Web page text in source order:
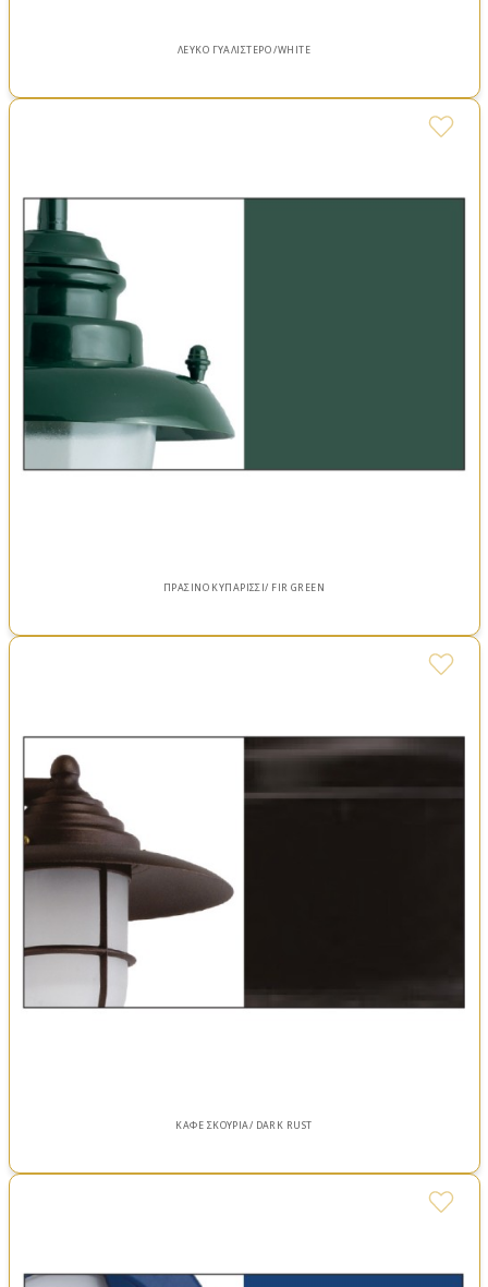
ΛΕΥΚΟ ΓΥΑΛΙΣΤΕΡΟ /WHITE
ΠΡΑΣΙΝΟ ΚΥΠΑΡΙΣΣΙ/ FIR GREEN
ΚΑΦΕ ΣΚΟΥΡΙΑ/ DARK RUST